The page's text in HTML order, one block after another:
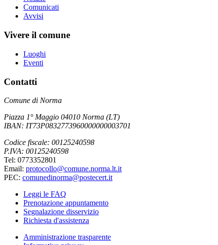
Comunicati
Avvisi
Vivere il comune
Luoghi
Eventi
Contatti
Comune di Norma
Piazza 1° Maggio 04010 Norma (LT)
IBAN: IT73P0832773960000000003701
Codice fiscale: 00125240598
P.IVA: 00125240598
Tel: 0773352801
Email: protocollo@comune.norma.lt.it
PEC: comunedinorma@postecert.it
Leggi le FAQ
Prenotazione appuntamento
Segnalazione disservizio
Richiesta d'assistenza
Amministrazione trasparente